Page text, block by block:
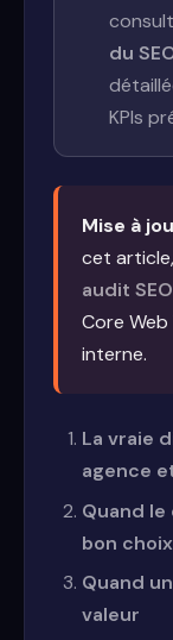
du
KPIs
Mise à
cet
audit
Core
interne.
La vraie
agence
Quand
bon choix
Quand
valeur